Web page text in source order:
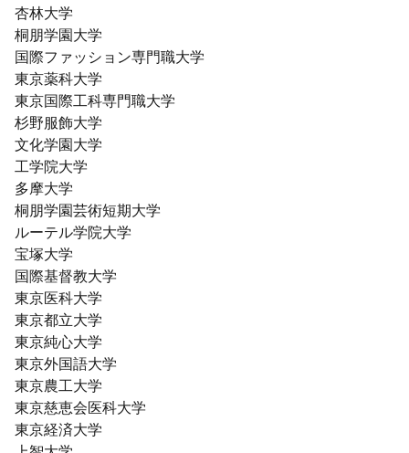
杏林大学
桐朋学園大学
国際ファッション専門職大学
東京薬科大学
東京国際工科専門職大学
杉野服飾大学
文化学園大学
工学院大学
多摩大学
桐朋学園芸術短期大学
ルーテル学院大学
宝塚大学
国際基督教大学
東京医科大学
東京都立大学
東京純心大学
東京外国語大学
東京農工大学
東京慈恵会医科大学
東京経済大学